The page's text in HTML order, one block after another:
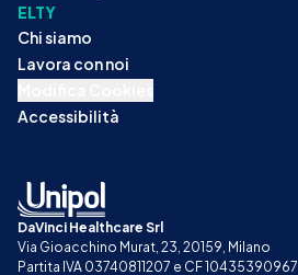
ELTY
Chi siamo
Lavora con noi
Accessibilità
DaVinci Healthcare Srl
Via Gioacchino Murat, 23, 20159, Milano
Partita IVA 03740811207 e CF 10435390967